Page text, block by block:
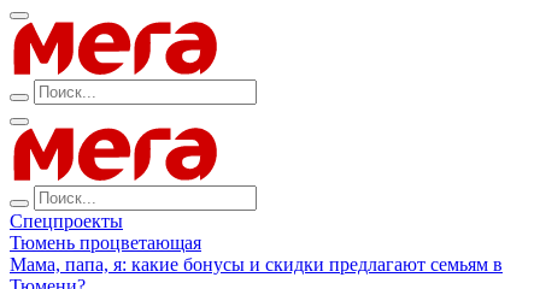
Спецпроекты
Тюмень процветающая
Мама, папа, я: какие бонусы и скидки предлагают семьям в